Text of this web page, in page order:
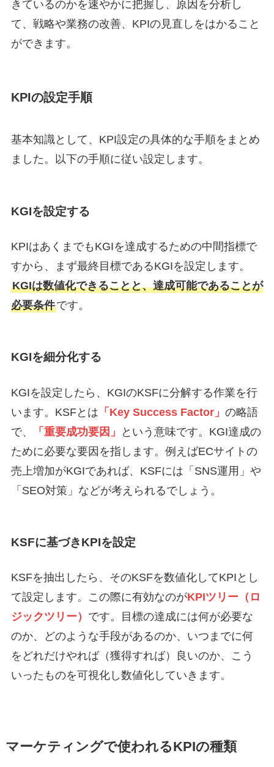
きているのかを速やかに把握し、原因を分析し
て、戦略や業務の改善、KPIの見直しをはかること
ができます。
KPIの設定手順
基本知識として、KPI設定の具体的な手順をまとめ
ました。以下の手順に従い設定します。
KGIを設定する
KPIはあくまでもKGIを達成するための中間指標で
すから、まず最終目標であるKGIを設定します。
KGIは数値化できることと、達成可能であることが
必要条件です。
KGIを細分化する
KGIを設定したら、KGIのKSFに分解する作業を行
います。KSFとは 「Key Success Factor」 の略語
で、
「重要成功要因」
という意味です。KGI達成の
ために必要な要因を指します。例えばECサイトの
売上増加がKGIであれば、KSFには「SNS運用」や
「SEO対策」などが考えられるでしょう。
KSFに基づきKPIを設定
KSFを抽出したら、そのKSFを数値化してKPIとし
て設定します。この際に有効なのがKPIツリー（ロ
ジックツリー） です。目標の達成には何が必要な
のか、どのような手段があるのか、いつまでに何
をどれだけやれば（獲得すれば）良いのか、こう
いったものを可視化し数値化していきます。
マーケティングで使われるKPIの種類